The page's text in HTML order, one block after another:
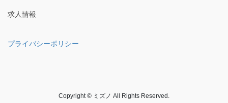
求人情報
プライバシーポリシー
Copyright © ミズノ All Rights Reserved.